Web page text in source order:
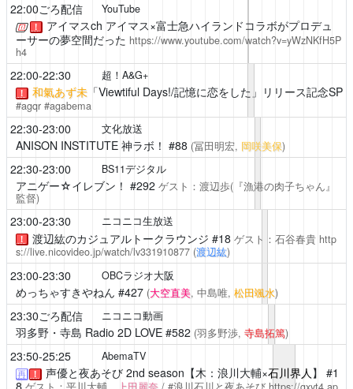
22:00ごろ配信 YouTube
！ アイマスch アイマス×富士急ハイランドコラボがプロデュ
ーサーの夢空間だった https://www.youtube.com/watch?v=yWzNKfH5P
h4
22:00-22:30 超！A&G+
！ 和氣あず未「Viewtiful Days!/記憶に恋をした」リリース記念SP
#agqr #agabema
22:30-23:00 文化放送
ANISON INSTITUTE 神ラボ！ #88 (冨田明宏, 岡咲美保)
22:30-23:00 BS11デジタル
アニゲー☆イレブン！ #292 ゲスト：渡辺歩(『漁港の肉子ちゃん』
監督)
23:00-23:30 ニコニコ生放送
！ 渡辺紘のカジュアルトークラウンジ #18 ゲスト：石谷春貴 http
s://live.nicovideo.jp/watch/lv331910877 (渡辺紘)
23:00-23:30 OBCラジオ大阪
めっちゃすきやねん #427 (大空直美, 中島唯, 松田颯水)
23:30ごろ配信 ニコニコ動画
羽多野・寺島 Radio 2D LOVE#582 (羽多野渉, 寺島拓篤)
23:50-25:25 AbemaTV
再 ！ 声優と夜あそび2nd season【木：浪川大輔×石川界人 】 #1
8